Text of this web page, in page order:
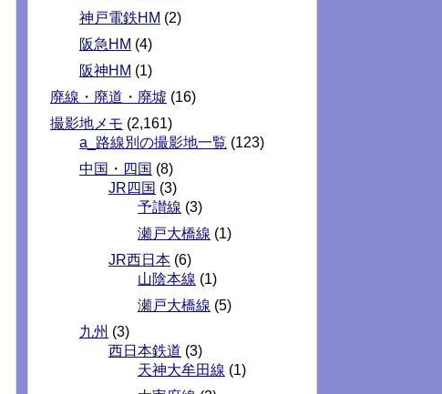
神戸電鉄HM (2)
阪急HM (4)
阪神HM (1)
廃線・廃道・廃墟 (16)
撮影地メモ (2,161)
a_路線別の撮影地一覧 (123)
中国・四国 (8)
JR四国 (3)
予讃線 (3)
瀬戸大橋線 (1)
JR西日本 (6)
山陰本線 (1)
瀬戸大橋線 (5)
九州 (3)
西日本鉄道 (3)
天神大牟田線 (1)